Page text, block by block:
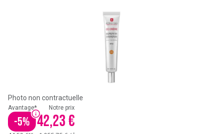
Photo non contractuelle
Avantage*
-5%
Notre prix
42,23 €